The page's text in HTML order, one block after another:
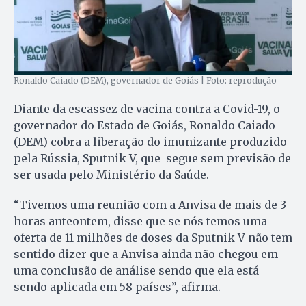
Ronaldo Caiado (DEM), governador de Goiás | Foto: reprodução
Diante da escassez de vacina contra a Covid-19, o
governador do Estado de Goiás, Ronaldo Caiado
(DEM) cobra a liberação do imunizante produzido
pela Rússia, Sputnik V, que segue sem previsão de
ser usada pelo Ministério da Saúde.
“Tivemos uma reunião com a Anvisa de mais de 3
horas anteontem, disse que se nós temos uma
oferta de 11 milhões de doses da Sputnik V não tem
sentido dizer que a Anvisa ainda não chegou em
uma conclusão de análise sendo que ela está
sendo aplicada em 58 países”, afirma.